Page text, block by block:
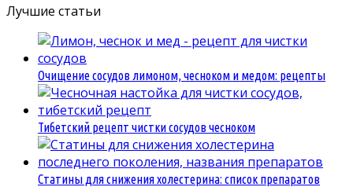
Лучшие статьи
Очищение сосудов лимоном, чесноком и медом: рецепты
Тибетский рецепт чистки сосудов чесноком
Статины для снижения холестерина: список препаратов